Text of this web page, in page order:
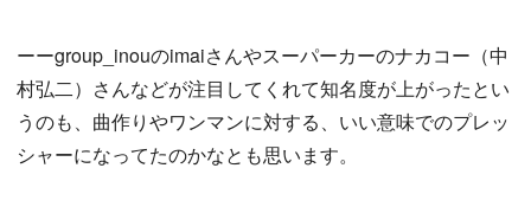
ーーgroup_inouのimaiさんやスーパーカーのナカコー（中
村弘二）さんなどが注目してくれて知名度が上がったとい
うのも、曲作りやワンマンに対する、いい意味でのプレッ
シャーになってたのかなとも思います。